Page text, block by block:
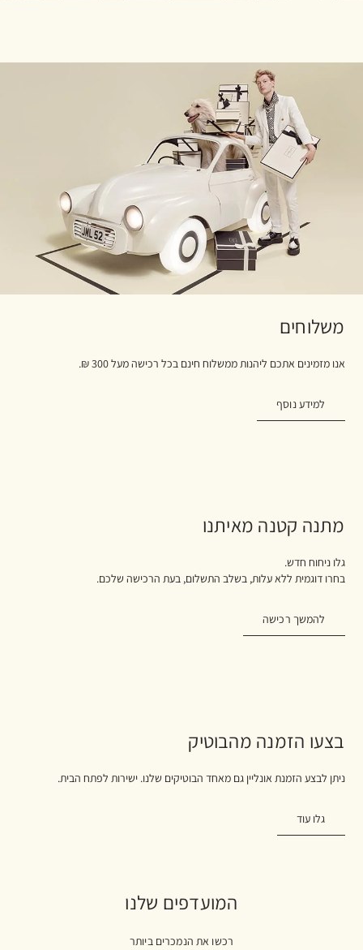
משלוחים
אנו מזמינים אתכם ליהנות ממשלוח חינם בכל רכישה מעל 300 ₪.
למידע נוסף
מתנה קטנה מאיתנו
גלו ניחוח חדש.
בחרו דוגמית ללא עלות, בשלב התשלום, בעת הרכישה שלכם.
להמשך רכישה
בצעו הזמנה מהבוטיק
ניתן לבצע הזמנת אונליין גם מאחד הבוטיקים שלנו. ישירות לפתח הבית.
גלו עוד
המועדפים שלנו
רכשו את הנמכרים ביותר